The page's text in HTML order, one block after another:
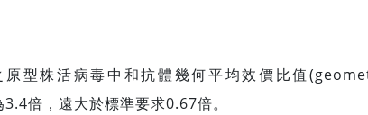
原型株活病毒中和抗體幾何平均效價比值
倍，遠大於標準要求0.67倍。